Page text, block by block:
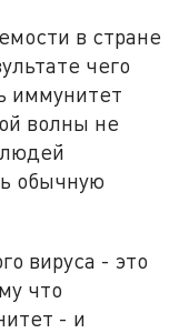
в стране
чего
иммунитет
волны не
обычную
вируса - это
что
- и